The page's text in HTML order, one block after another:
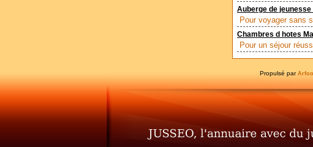
Auberge de
Pour voyager sans
Chambres d hotes
Pour un séjour
Propulsé par